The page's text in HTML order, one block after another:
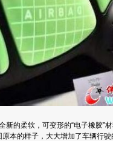
的柔软，可变形的“电子橡胶”
本的样子，大大增加了车辆行